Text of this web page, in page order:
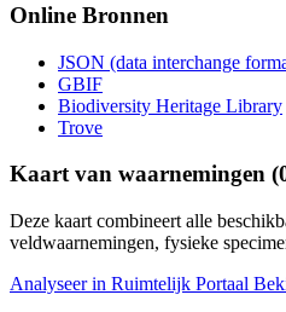
Online Bronnen
JSON (data interchange
GBIF
Biodiversity Heritage Library
Trove
Kaart van waarnemingen (
Deze kaart combineert alle
veldwaarnemingen, fysieke
Analyseer in Ruimtelijk Portaal